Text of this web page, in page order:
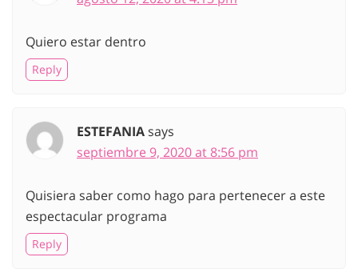
Quiero estar dentro
Reply
ESTEFANIAsays
septiembre 9, 2020 at 8:56 pm
Quisiera saber como hago para pertenecer a este
espectacular programa
Reply